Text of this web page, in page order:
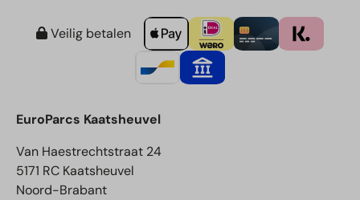
Veilig betalen
EuroParcs Kaatsheuvel
Van Haestrechtstraat 24
5171 RC Kaatsheuvel
Noord-Brabant